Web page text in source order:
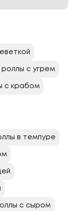
роллы с угрем
с крабом
в темпуре
с сыром